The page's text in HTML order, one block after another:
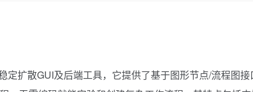
定扩散GUI及后端工具，它提供了基于图形节点/流程图